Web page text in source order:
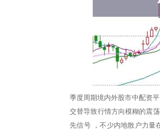
季度周期境内外股市中配资
交替导致行情方向模糊的震
先信号 ，不少内地散户力量